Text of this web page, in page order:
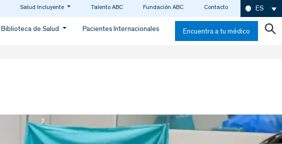
Salud Incluyente Talento ABC Fundación ABC Contacto ES
Biblioteca de Salud Pacientes Internacionales Encuentra a tu médico